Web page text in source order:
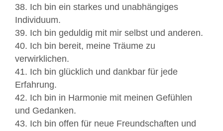
38. Ich bin ein starkes und unabhängiges
Individuum.
39. Ich bin geduldig mit mir selbst und anderen.
40. Ich bin bereit, meine Träume zu
verwirklichen.
41. Ich bin glücklich und dankbar für jede
Erfahrung.
42. Ich bin in Harmonie mit meinen Gefühlen
und Gedanken.
43. Ich bin offen für neue Freundschaften und